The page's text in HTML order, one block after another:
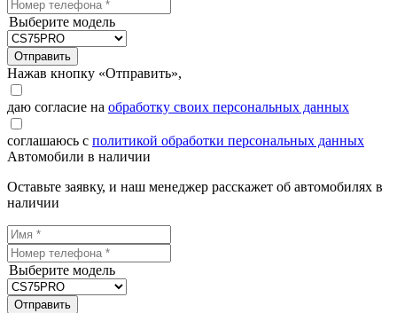
Выберите модель
Отправить
Нажав кнопку «Отправить»,
даю согласие на обработку своих персональных данных
соглашаюсь с политикой обработки персональных данных
Автомобили в наличии
Оставьте заявку, и наш менеджер расскажет об автомобилях в
наличии
Выберите модель
Отправить